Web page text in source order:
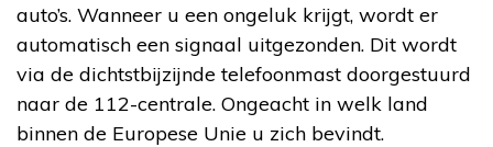
auto’s. Wanneer u een ongeluk krijgt, wordt er
automatisch een signaal uitgezonden. Dit wordt
via de dichtstbijzijnde telefoonmast doorgestuurd
naar de 112-centrale. Ongeacht in welk land
binnen de Europese Unie u zich bevindt.